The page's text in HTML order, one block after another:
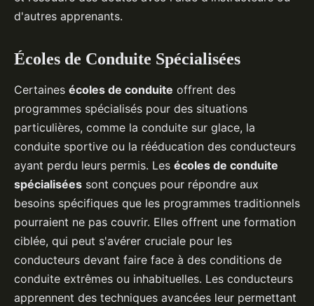
d'autres apprenants.
Écoles de Conduite Spécialisées
Certaines écoles de conduite offrent des
programmes spécialisés pour des situations
particulières, comme la conduite sur glace, la
conduite sportive ou la rééducation des conducteurs
ayant perdu leurs permis. Les écoles de conduite
spécialisées sont conçues pour répondre aux
besoins spécifiques que les programmes traditionnels
pourraient ne pas couvrir. Elles offrent une formation
ciblée, qui peut s'avérer cruciale pour les
conducteurs devant faire face à des conditions de
conduite extrêmes ou inhabituelles. Les conducteurs
apprennent des techniques avancées leur permettant